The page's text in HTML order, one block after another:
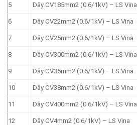
5 Dây CV185mm2 (0.6/1kV) – LS Vina
6 Dây CV22mm2 (0.6/1kV) – LS Vina
7 Dây CV25mm2 (0.6/1kV) – LS Vina
8 Dây CV300mm2 (0.6/1kV) – LS Vina
9 Dây CV35mm2 (0.6/1kV) – LS Vina
10 Dây CV38mm2 (0.6/1kV) – LS Vina
11 Dây CV400mm2 (0.6/1kV) – LS Vina
12 Dây CV4mm2 (0.6/1kV) – LS Vina